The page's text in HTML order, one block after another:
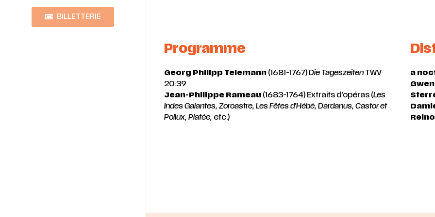
BILLETTERIE
Programme
Georg Philipp Telemann(1681-1767)Die TageszeitenTWV
20:39
Jean-Philippe Rameau(1683-1764) Extraits d’opéras (Les
Indes Galantes, Zoroastre, Les Fêtes d’Hébé, Dardanus, Castor et
Pollux, Platée, etc.)
a